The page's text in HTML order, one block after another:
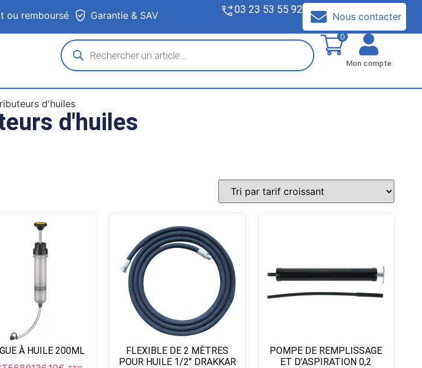
ou remboursé Garantie & SAV 03 23 53 55 92
Nous contacter
0
Mon compte
d'huiles
d'huiles
À HUILE 200ML
FLEXIBLE DE 2 MÈTRES
POUR HUILE 1/2″ DRAKKAR
POMPE DE REMPLISSAGE
ET D’ASPIRATION 0,2